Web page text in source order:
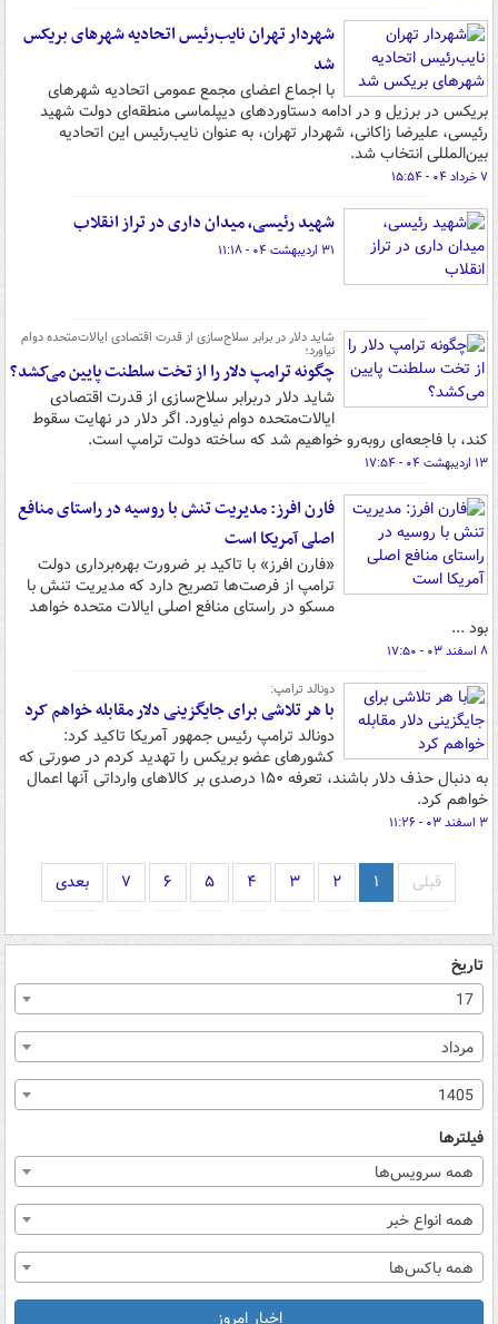
شهردار تهران نایب‌رئیس اتحادیه شهرهای بریکس
شد
با اجماع اعضای مجمع عمومی اتحادیه شهرهای
بریکس در برزیل و در ادامه دستاوردهای دیپلماسی منطقه‌ای دولت شهید
رئیسی، علیرضا زاکانی، شهردار تهران، به عنوان نایب‌رئیس این اتحادیه
بین‌المللی انتخاب شد.
۷ خرداد ۰۴ - ۱۵:۵۴
شهید رئیسی، میدان داری در تراز انقلاب
۳۱ اردیبهشت ۰۴ - ۱۱:۱۸
شاید دلار در برابر سلاح‌سازی از قدرت اقتصادی ایالات‌متحده دوام
نیاورد؛
چگونه ترامپ دلار را از تخت سلطنت پایین می‌کشد؟
شاید دلار دربرابر سلاح‌سازی از قدرت اقتصادی
ایالات‌متحده دوام نیاورد. اگر دلار در نهایت سقوط
کند، با فاجعه‌ای روبه‌رو خواهیم شد که ساخته دولت ترامپ است.
۱۳ اردیبهشت ۰۴ - ۱۷:۵۴
فارن افرز: مدیریت تنش با روسیه در راستای منافع
اصلی آمریکا است
«فارن افرز» با تاکید بر ضرورت بهره‌برداری دولت
ترامپ از فرصت‌ها تصریح دارد که مدیریت تنش با
مسکو در راستای منافع اصلی ایالات متحده خواهد
بود ...
۸ اسفند ۰۳ - ۱۷:۵۰
دونالد ترامپ:
با هر تلاشی برای جایگزینی دلار مقابله خواهم کرد
دونالد ترامپ رئیس جمهور آمریکا تاکید کرد:
کشورهای عضو بریکس را تهدید کردم در صورتی که
به دنبال حذف دلار باشند، تعرفه ۱۵۰ درصدی بر کالاهای وارداتی آنها اعمال
خواهم کرد.
۳ اسفند ۰۳ - ۱۱:۲۶
قبلی ۱ ۲ ۳ ۴ ۵ ۶ ۷ بعدی
تاریخ
17
مرداد
1405
فیلترها
همه سرویس‌ها
همه انواع خبر
همه باکس‌ها
اخبار امروز